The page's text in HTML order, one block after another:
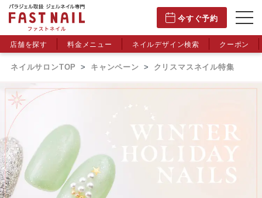
今すぐ予約
店舗を探す 料金メニュー ネイルデザイン検索 クーポン
ネイルサロンTOP キャンペーン クリスマスネイル特集